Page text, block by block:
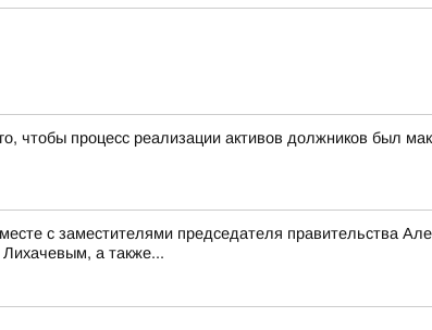
чтобы процесс реализации активов должников был
с заместителями председателя правительства
а также...